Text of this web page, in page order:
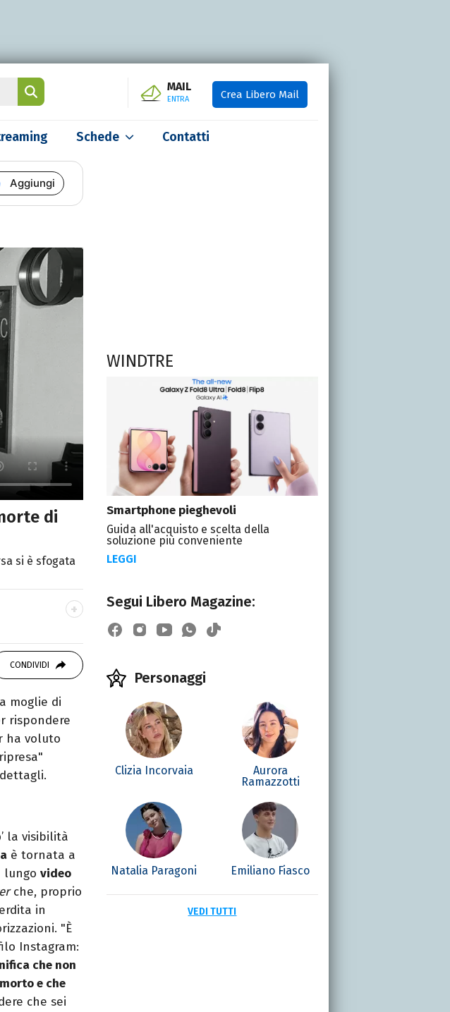
MAIL
ENTRA Crea Libero Mail
Schede Contatti
Aggiungi
di
si è sfogata
(della pizza
CONDIVIDI
moglie di
rispondere
ha voluto
la visibilità
è tornata a
lungo video
che, proprio
in
"È
Instagram:
che non
e che
che sei
WINDTRE
Smartphone pieghevoli
Guida all'acquisto e scelta della
soluzione più conveniente
LEGGI
Segui Libero Magazine:
Personaggi
Clizia Incorvaia
Aurora
Ramazzotti
Natalia Paragoni Emiliano Fiasco
VEDI TUTTI